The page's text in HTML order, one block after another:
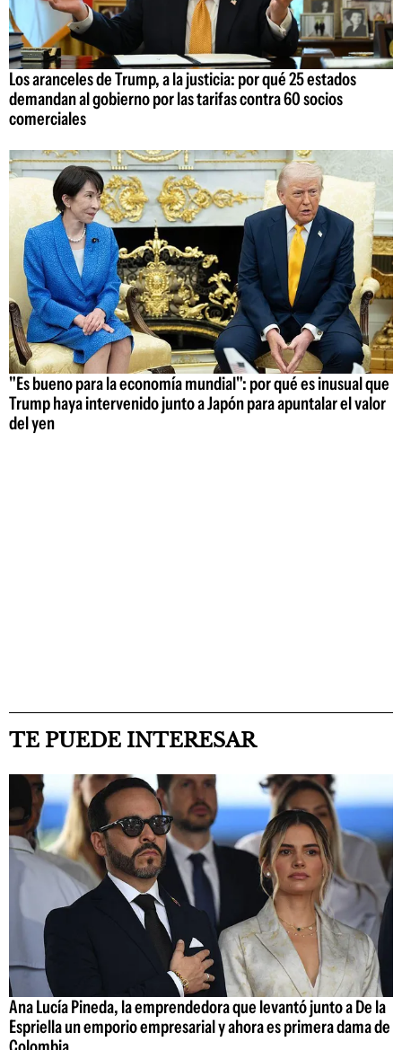
Los aranceles de Trump, a la justicia: por qué 25 estados
demandan al gobierno por las tarifas contra 60 socios
comerciales
"Es bueno para la economía mundial": por qué es inusual que
Trump haya intervenido junto a Japón para apuntalar el valor
del yen
TE PUEDE INTERESAR
Ana Lucía Pineda, la emprendedora que levantó junto a De la
Espriella un emporio empresarial y ahora es primera dama de